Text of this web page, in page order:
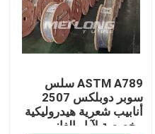
ASTM A789 سلس
سوبر دوبلكس 2507
أنابيب شعرية هيدروليكية
مخصصة لآبار الغاز